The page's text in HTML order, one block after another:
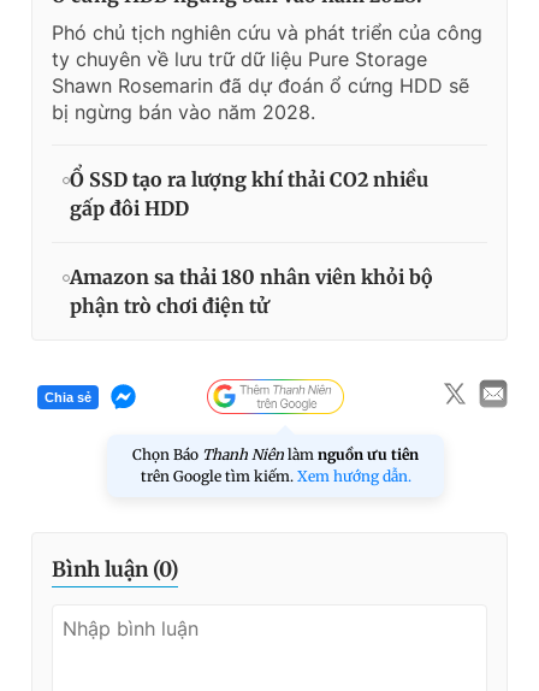
Phó chủ tịch nghiên cứu và phát triển của công
ty chuyên về lưu trữ dữ liệu Pure Storage
Shawn Rosemarin đã dự đoán ổ cứng HDD sẽ
bị ngừng bán vào năm 2028.
Ổ SSD tạo ra lượng khí thải CO2 nhiều
gấp đôi HDD
Amazon sa thải 180 nhân viên khỏi bộ
phận trò chơi điện tử
Chia sẻ
Chọn Báo Thanh Niên làm nguồn ưu tiên
trên Google tìm kiếm. Xem hướng dẫn.
Bình luận (0)